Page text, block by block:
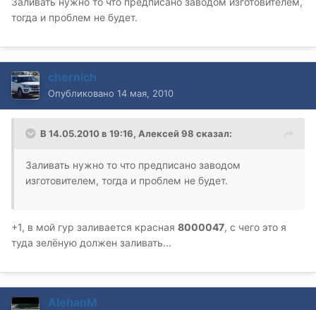
тогда и проблем не будет.
chernich
Опубликовано 14 мая, 2010
В 14.05.2010 в 19:16, Алексей 98 сказал:
Заливать нужно то что предписано заводом
изготовителем, тогда и проблем не будет.
+1, в мой гур заливается красная 8000047, с чего это я
туда зелёную должен заливать...
AlehanM